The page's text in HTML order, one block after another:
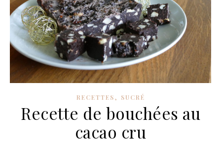
RECETTES, SUCRÉ
Recette de bouchées au
cacao cru